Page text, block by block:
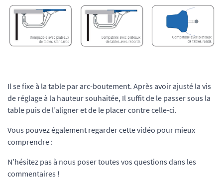
Il se fixe à la table par arc-boutement. Après avoir ajusté la vis
de réglage à la hauteur souhaitée, Il suffit de le passer sous la
table puis de l’aligner et de le placer contre celle-ci.
Vous pouvez également regarder cette vidéo pour mieux
comprendre :
N’hésitez pas à nous poser toutes vos questions dans les
commentaires !